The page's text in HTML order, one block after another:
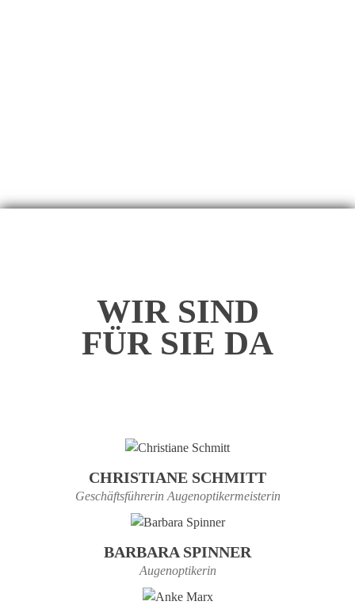
WIR SIND
FÜR SIE DA
CHRISTIANE SCHMITT
Geschäftsführerin Augenoptikermeisterin
BARBARA SPINNER
Augenoptikerin